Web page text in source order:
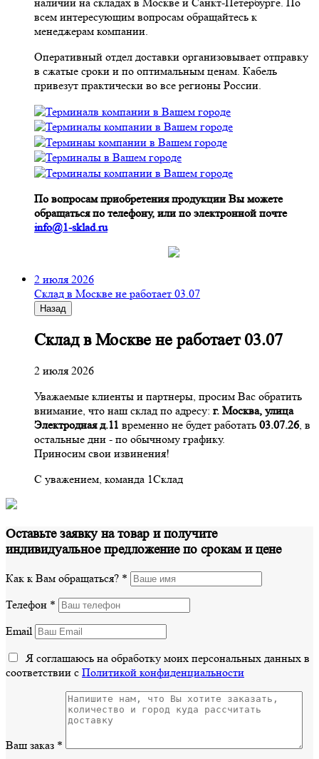
всем интересующим вопросам обращайтесь к
менеджерам компании.
Оперативный отдел доставки организовывает отправку
в сжатые сроки и по оптимальным ценам. Кабель
привезут практически во все регионы России.
По вопросам приобретения продукции Вы можете
обращаться по телефону, или по электронной почте
info@1-sklad.ru
2 июля 2026
Склад в Москве не работает 03.07
Назад
Склад в Москве не работает 03.07
2 июля 2026
Уважаемые клиенты и партнеры, просим Вас обратить
внимание, что наш склад по адресу: г. Москва, улица
Электродная д.11 временно не будет работать 03.07.26, в
остальные дни - по обычному графику.
Приносим свои извинения!
С уважением, команда 1Склад
Оставьте заявку на товар и получите
индивидуальное предложение по срокам и цене
Как к Вам обращаться? *
Телефон *
Email
Я соглашаюсь на обработку моих персональных данных в
соответствии с Политикой конфиденциальности
Ваш заказ *